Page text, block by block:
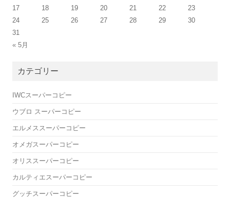
« 5月
17
18 19 20 21 22
23
24
25 26 27 28 29
30
31
カテゴリー
IWCスーパーコピー
ウブロ スーパーコピー
エルメススーパーコピー
オメガスーパーコピー
オリススーパーコピー
カルティエスーパーコピー
グッチスーパーコピー